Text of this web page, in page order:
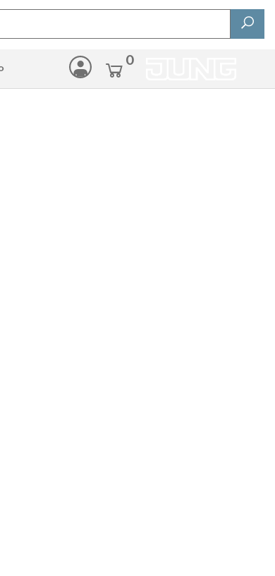
0